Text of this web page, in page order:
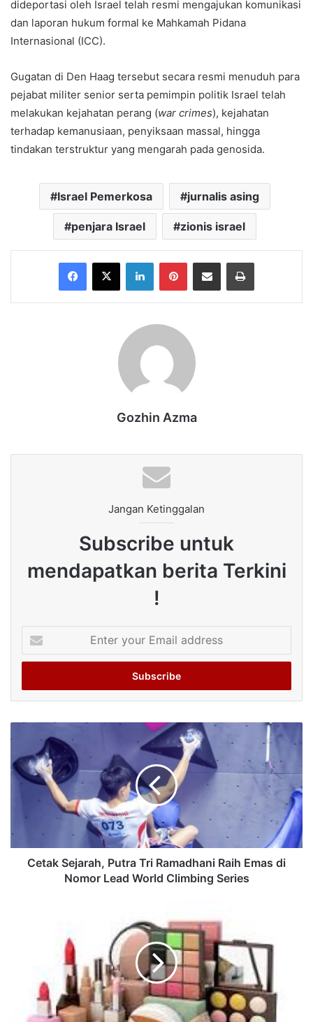
dideportasi oleh Israel telah resmi mengajukan komunikasi
dan laporan hukum formal ke Mahkamah Pidana
Internasional (ICC).
Gugatan di Den Haag tersebut secara resmi menuduh para
pejabat militer senior serta pemimpin politik Israel telah
melakukan kejahatan perang (war crimes), kejahatan
terhadap kemanusiaan, penyiksaan massal, hingga
tindakan terstruktur yang mengarah pada genosida.
Israel Pemerkosa jurnalis asing
penjara Israel zionis israel
Facebook
X LinkedInPinterestShare via Email Print
Gozhin Azma
Jangan Ketinggalan
Subscribe untuk
mendapatkan berita Terkini
!
your
Email
Cetak Sejarah, Putra Tri Ramadhani Raih Emas di
Nomor Lead World Climbing Series